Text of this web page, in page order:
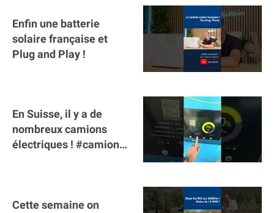
Enfin une batterie
solaire française et
Plug and Play !
En Suisse, il y a de
nombreux camions
électriques ! #camion
Cette semaine on